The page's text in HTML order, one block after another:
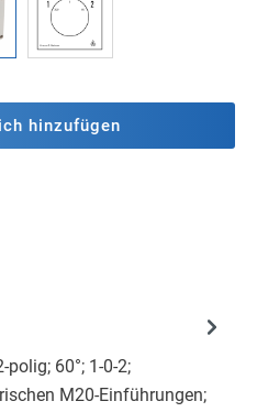
hinzufügen
60°; 1-0-2;
M20-Einführungen;